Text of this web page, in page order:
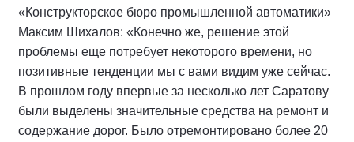
«Конструкторское бюро промышленной автоматики»
Максим Шихалов: «Конечно же, решение этой
проблемы еще потребует некоторого времени, но
позитивные тенденции мы с вами видим уже сейчас.
В прошлом году впервые за несколько лет Саратову
были выделены значительные средства на ремонт и
содержание дорог. Было отремонтировано более 20